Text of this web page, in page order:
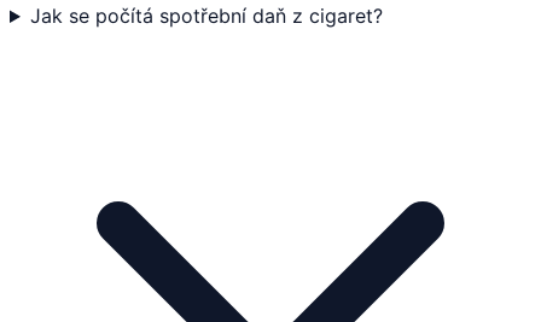
Jak se počítá spotřební daň z cigaret?